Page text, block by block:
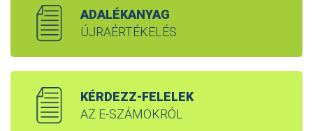
ADALÉKANYAG
ÚJRAÉRTÉKELÉS
KÉRDEZZ-FELELEK
AZ E-SZÁMOKRÓL